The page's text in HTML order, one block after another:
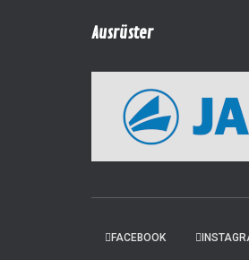
Ausrüster
FACEBOOK